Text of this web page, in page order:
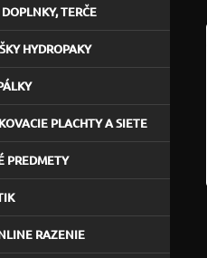
TERČE
HYDROPAKY
PLACHTY A SIETE
PREDMETY
RAZENIE